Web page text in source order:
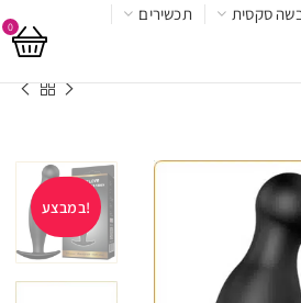
סקסית תכשירים
0
במבצע!